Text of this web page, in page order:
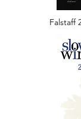
Falstaff